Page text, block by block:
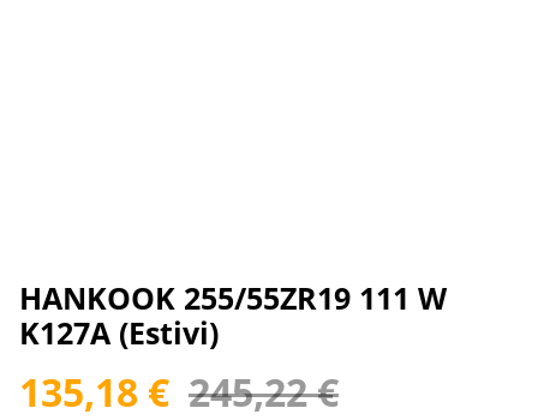
HANKOOK 255/55ZR19 111 W
K127A (Estivi)
135,18 € 245,22 €